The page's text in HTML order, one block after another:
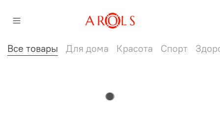
Все товары Для дома Красота Спорт